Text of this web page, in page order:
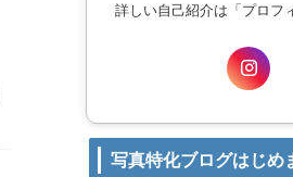
詳しい自己紹介は「プロフ
写真特化ブログはじめ